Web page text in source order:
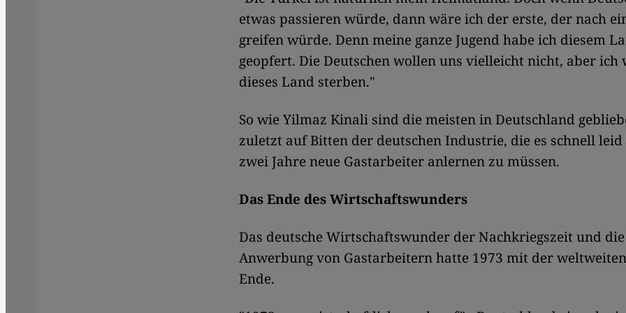
etwas passieren würde, dann wäre ich der erste, der nach
greifen würde. Denn meine ganze Jugend habe ich diesem
geopfert. Die Deutschen wollen uns vielleicht nicht, aber
dieses Land sterben."
So wie Yilmaz Kinali sind die meisten in Deutschland
zuletzt auf Bitten der deutschen Industrie, die es schnell
zwei Jahre neue Gastarbeiter anlernen zu müssen.
Das Ende des Wirtschaftswunders
Das deutsche Wirtschaftswunder der Nachkriegszeit und die
Anwerbung von Gastarbeitern hatte 1973 mit der
Ende.